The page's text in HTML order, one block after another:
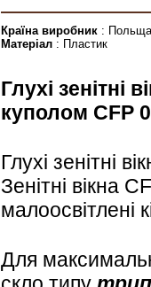
Країна виробник : Польща
Матеріал : Пластик
Глухі зенітні
куполом СFP
Глухі зенітні
Зенітні вікна
малоосвітлені
Для